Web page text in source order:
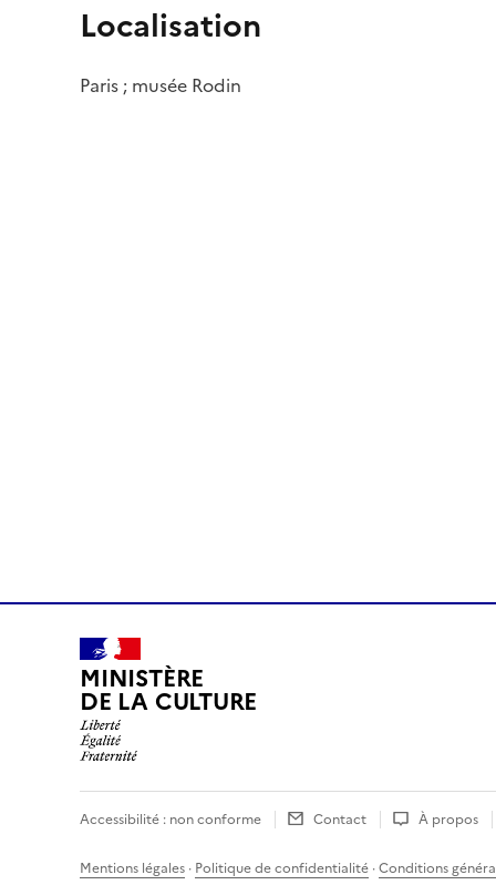
Localisation
Paris ; musée Rodin
MINISTÈRE
DE LA CULTURE
Accessibilité : non conforme Contact À propos
Mentions légales · Politique de confidentialité ·Conditions